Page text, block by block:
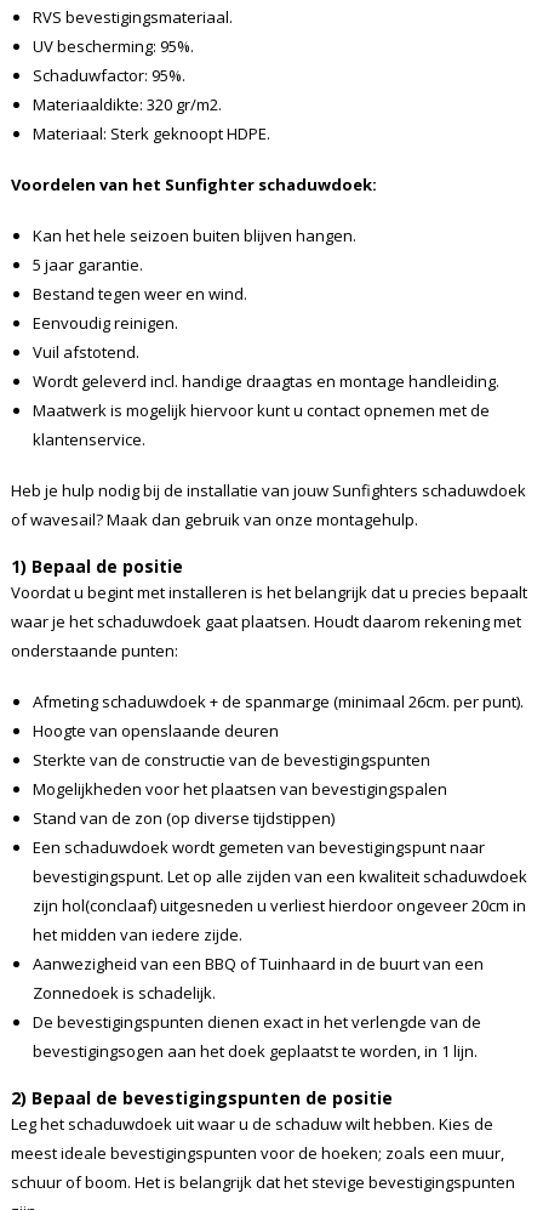
RVS bevestigingsmateriaal.
UV bescherming: 95%.
Schaduwfactor: 95%.
Materiaaldikte: 320 gr/m2.
Materiaal: Sterk geknoopt HDPE.
Voordelen van het Sunfighter schaduwdoek:
Kan het hele seizoen buiten blijven hangen.
5 jaar garantie.
Bestand tegen weer en wind.
Eenvoudig reinigen.
Vuil afstotend.
Wordt geleverd incl. handige draagtas en montage handleiding.
Maatwerk is mogelijk hiervoor kunt u contact opnemen met de
klantenservice.
Heb je hulp nodig bij de installatie van jouw Sunfighters schaduwdoek
of wavesail? Maak dan gebruik van onze montagehulp.
1) Bepaal de positie
Voordat u begint met installeren is het belangrijk dat u precies bepaalt
waar je het schaduwdoek gaat plaatsen. Houdt daarom rekening met
onderstaande punten:
Afmeting schaduwdoek + de spanmarge (minimaal 26cm. per punt).
Hoogte van openslaande deuren
Sterkte van de constructie van de bevestigingspunten
Mogelijkheden voor het plaatsen van bevestigingspalen
Stand van de zon (op diverse tijdstippen)
Een schaduwdoek wordt gemeten van bevestigingspunt naar
bevestigingspunt. Let op alle zijden van een kwaliteit schaduwdoek
zijn hol(conclaaf) uitgesneden u verliest hierdoor ongeveer 20cm in
het midden van iedere zijde.
Aanwezigheid van een BBQ of Tuinhaard in de buurt van een
Zonnedoek is schadelijk.
De bevestigingspunten dienen exact in het verlengde van de
bevestigingsogen aan het doek geplaatst te worden, in 1 lijn.
2) Bepaal de bevestigingspunten de positie
Leg het schaduwdoek uit waar u de schaduw wilt hebben. Kies de
meest ideale bevestigingspunten voor de hoeken; zoals een muur,
schuur of boom. Het is belangrijk dat het stevige bevestigingspunten